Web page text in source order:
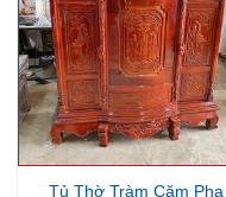
Tủ Thờ Tràm Căm Pha